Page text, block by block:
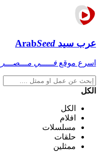
عرب سيد ArabSeed
اسرع موقع فـــــي مـــصـــر
الكل
الكل
افلام
مسلسلات
حلقات
ممثلين